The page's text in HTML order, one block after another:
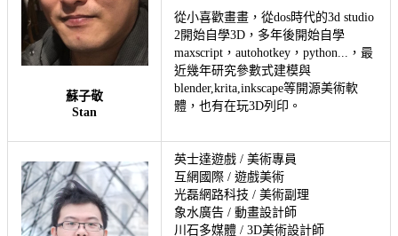
蘇子敬
Stan
從小喜歡畫畫，從dos時代的3d studio
2開始自學3D，多年後開始自學
maxscript，autohotkey，python...，最
近幾年研究參數式建模與
blender,krita,inkscape等開源美術軟
體，也有在玩3D列印。
英士達遊戲 / 美術專員
互網國際 / 遊戲美術
光磊網路科技 / 美術副理
象水廣告 / 動畫設計師
川石多媒體 / 3D美術設計師